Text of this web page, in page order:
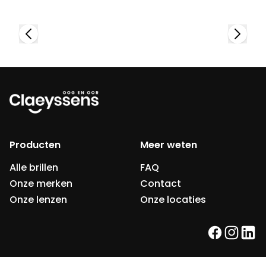
Producten
Alle brillen
Onze merken
Onze lenzen
Meer weten
FAQ
Contact
Onze locaties
facebook